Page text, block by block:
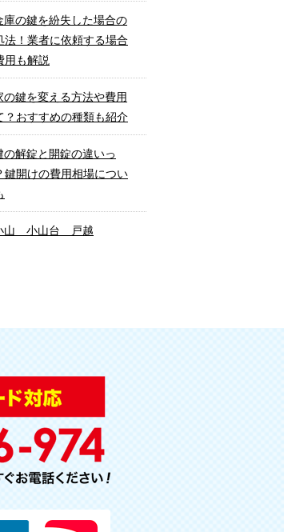
庫の鍵を紛失した場合の
法！業者に依頼する場合
用も解説
の鍵を変える方法や費用
？おすすめの種類も紹介
の解錠と開錠の違いっ
鍵開けの費用相場につい
山 小山台 戸越